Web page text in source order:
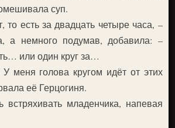
суп.
то есть за двадцать четыре часа, –
а немного подумав, добавила: –
или один круг за…
меня голова кругом идёт от этих
её Герцогиня.
младенчика, напевая